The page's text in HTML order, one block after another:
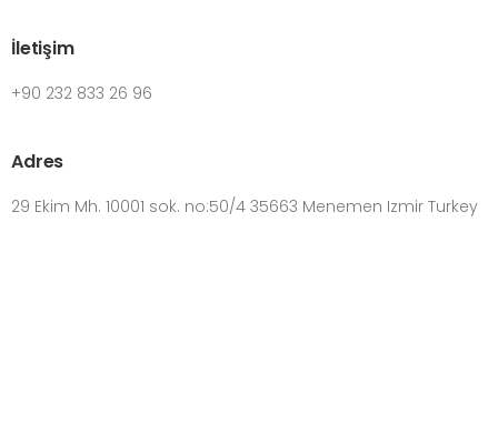
İletişim
+90 232 833 26 96
Adres
29 Ekim Mh. 10001 sok. no:50/4 35663 Menemen Izmir Turkey